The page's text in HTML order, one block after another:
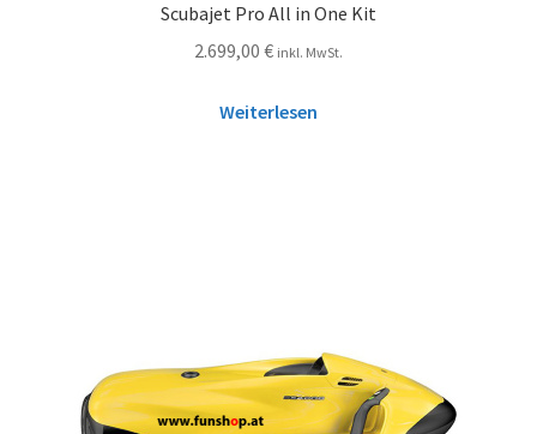
Scubajet Pro All in One Kit
2.699,00 € inkl. MwSt.
Weiterlesen